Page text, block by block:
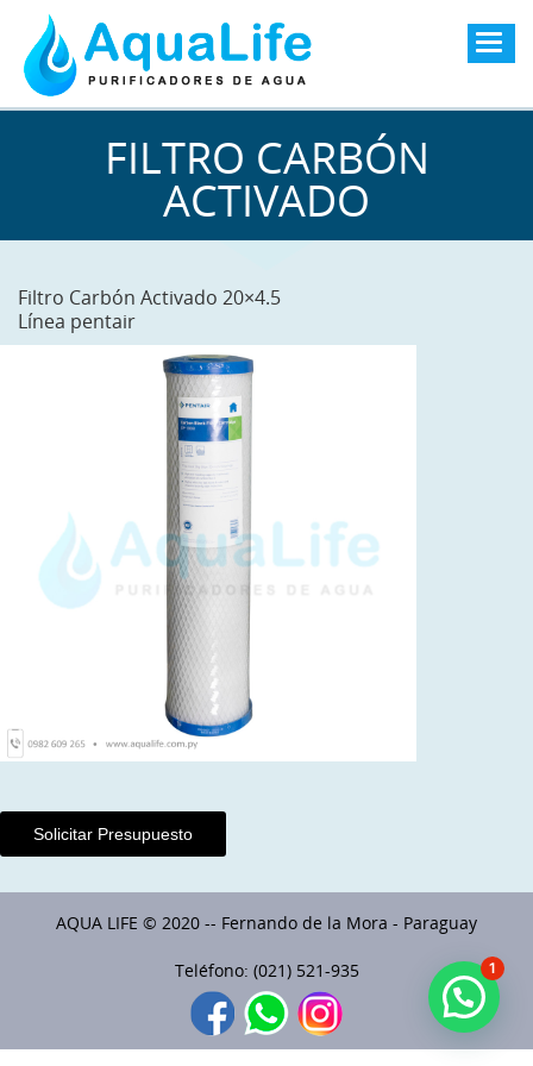
FILTRO CARBÓN
ACTIVADO
Filtro Carbón Activado 20×4.5
Línea pentair
Solicitar Presupuesto
AQUA LIFE © 2020 -- Fernando de la Mora - Paraguay
Teléfono: (021) 521-935 1